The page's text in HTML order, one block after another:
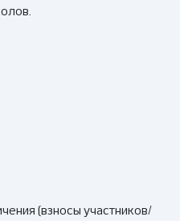
(взносы участников/